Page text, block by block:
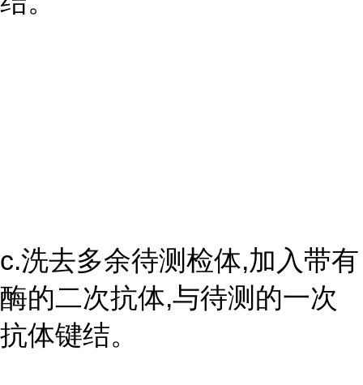
c.洗去多余待测检体,加入带有
酶的二次抗体,与待测的一次
抗体键结。